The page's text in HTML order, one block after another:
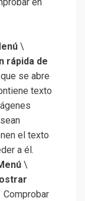
\
rápida de
se abre
texto
el texto
a él.
\
Comprobar